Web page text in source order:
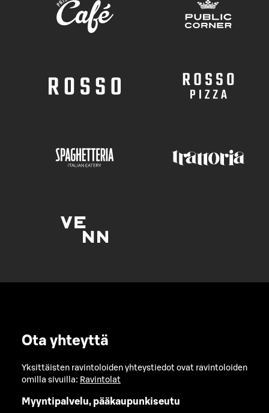
Ota yhteyttä
Yksittäisten ravintoloiden yhteystiedot ovat ravintoloiden
omilla sivuilla: Ravintolat
Myyntipalvelu, pääkaupunkiseutu